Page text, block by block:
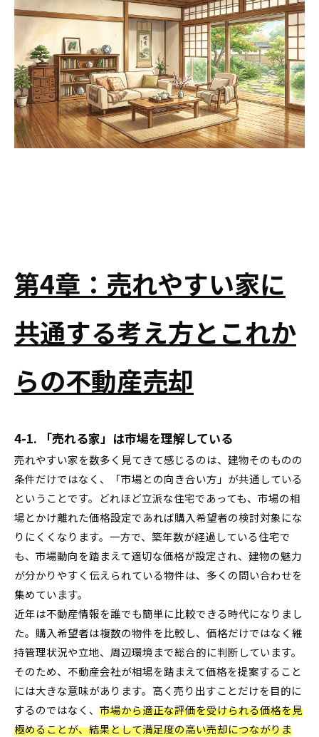
第4章：売れやすい家に
共通する考え方とこれか
らの不動産売却
4-1. 「売れる家」は市場を理解している
売れやすい家を数多く見てきて感じるのは、建物そのものの
条件だけではなく、「市場との向き合い方」が共通している
ということです。どれほど立派な住宅であっても、市場の相
場とかけ離れた価格設定であれば購入希望者の検討対象にな
りにくくなります。一方で、築年数が経過している住宅で
も、市場動向を踏まえて適切な価格が設定され、建物の魅力
が分かりやすく伝えられている物件は、多くの問い合わせを
集めています。
近年は不動産情報を誰でも簡単に比較できる時代になりまし
た。購入希望者は複数の物件を比較し、価格だけではなく維
持管理状況や立地、周辺環境まで総合的に判断しています。
そのため、不動産会社が相場を踏まえて価格を提案すること
には大きな意味があります。高く売り出すことだけを目的に
するのではなく、 市場から適正な評価を受けられる価格を見
極めることが、結果として満足度の高い売却につながりま